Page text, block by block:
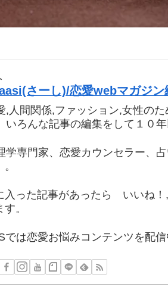
さーし)/恋愛webマガジン
,人間関係,ファッション,女性の
いろんな記事の編集をして１０
学専門家、恋愛カウンセラー、
入った記事があったら いいね
す。
では恋愛お悩みコンテンツを配